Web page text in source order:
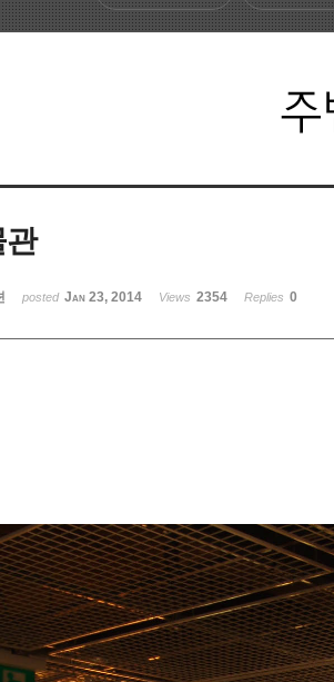
관
posted Jan 23, 2014 Views 2354 Replies 0